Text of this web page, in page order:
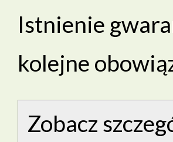
Istnienie
kolejne
Zobacz